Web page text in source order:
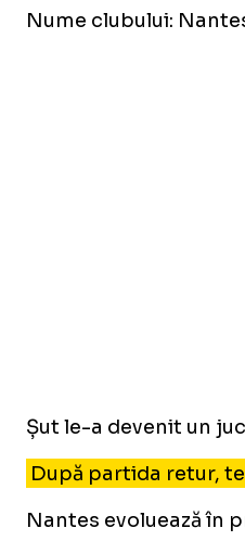
Nume clubului:
Șut le-a devenit un
După partida retur,
Nantes evoluează în